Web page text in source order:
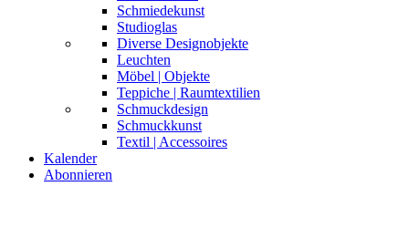
Schmiedekunst
Studioglas
Diverse Designobjekte
Leuchten
Möbel | Objekte
Teppiche | Raumtextilien
Schmuckdesign
Schmuckkunst
Textil | Accessoires
Kalender
Abonnieren